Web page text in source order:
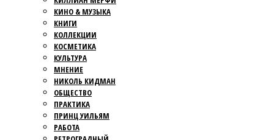
КИНО & МУЗЫКА
КНИГИ
КОЛЛЕКЦИИ
КОСМЕТИКА
КУЛЬТУРА
МНЕНИЕ
НИКОЛЬ КИДМАН
ОБЩЕСТВО
ПРАКТИКА
ПРИНЦ УИЛЬЯМ
РАБОТА